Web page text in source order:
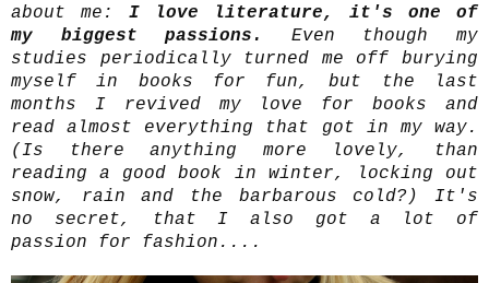
about me: I love literature, it's one of
my biggest passions.
Even though my
studies periodically turned me off burying
myself in books for fun, but the last
months I revived my love for books and
read almost everything that got in my way.
(Is there anything more lovely, than
reading a good book in winter, locking out
snow, rain and the barbarous cold?) It's
no secret, that I also got a lot of
passion for fashion....